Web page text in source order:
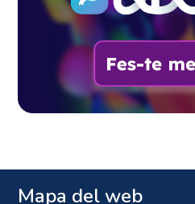
Mapa del web